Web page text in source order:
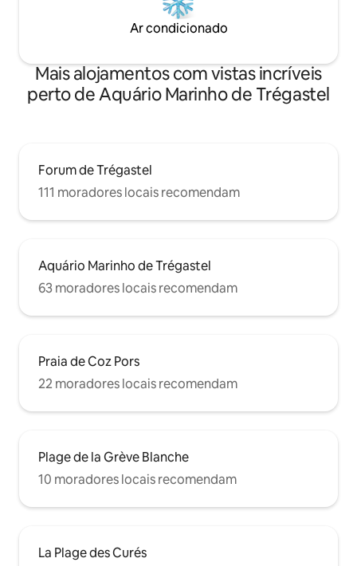
Ar condicionado
Mais alojamentos com vistas incríveis
perto de Aquário Marinho de Trégastel
Forum de Trégastel
111 moradores locais recomendam
Aquário Marinho de Trégastel
63 moradores locais recomendam
Praia de Coz Pors
22 moradores locais recomendam
Plage de la Grève Blanche
10 moradores locais recomendam
La Plage des Curés